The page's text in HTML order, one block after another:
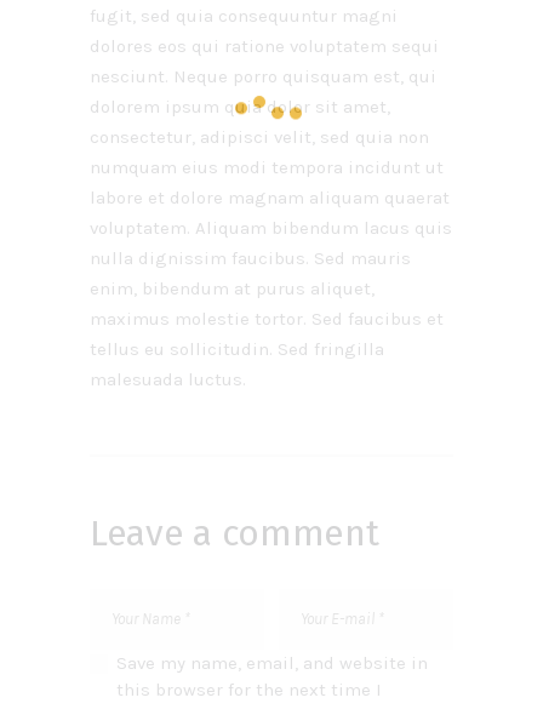
fugit, sed quia consequuntur magni
dolores eos qui ratione voluptatem sequi
nesciunt. Neque porro quisquam est, qui
dolorem ipsum quia dolor sit amet,
consectetur, adipisci velit, sed quia non
numquam eius modi tempora incidunt ut
labore et dolore magnam aliquam quaerat
voluptatem. Aliquam bibendum lacus quis
nulla dignissim faucibus. Sed mauris
enim, bibendum at purus aliquet,
maximus molestie tortor. Sed faucibus et
tellus eu sollicitudin. Sed fringilla
malesuada luctus.
Leave a comment
Save my name, email, and website in
this browser for the next time I